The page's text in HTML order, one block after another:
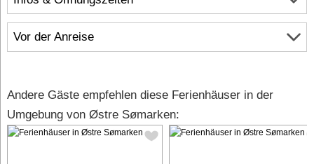
Vor der Anreise
Andere Gäste empfehlen diese Ferienhäuser in der
Umgebung von Østre Sømarken: